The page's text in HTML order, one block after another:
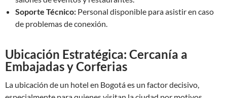
Soporte Técnico: Personal disponible para asistir en caso
de problemas de conexión.
Ubicación Estratégica: Cercanía a
Embajadas y Corferias
La ubicación de un hotel en Bogotá es un factor decisivo,